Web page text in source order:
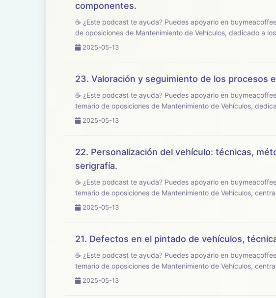
componentes.
☕ ¿Este podcast te ayuda? Puedes apoyarlo en buymeacoffee.com/oposicionesfp 🎧 En este
de oposiciones de Mantenimiento de Vehículos, dedicado a
2025-05-13
23. Valoración y seguimiento de los procesos
☕ ¿Este podcast te ayuda? Puedes apoyarlo en buymeacoffee.com/oposicionesfp 🎧 En este
temario de oposiciones de Mantenimiento de Vehículos,
2025-05-13
22. Personalización del vehículo: técnicas,
serigrafía.
☕ ¿Este podcast te ayuda? Puedes apoyarlo en buymeacoffee.com/oposicionesfp 🎧 En este
temario de oposiciones de Mantenimiento de Vehículos,
2025-05-13
21. Defectos en el pintado de vehículos,
☕ ¿Este podcast te ayuda? Puedes apoyarlo en buymeacoffee.com/oposicionesfp 🎧 En este
temario de oposiciones de Mantenimiento de Vehículos,
2025-05-13